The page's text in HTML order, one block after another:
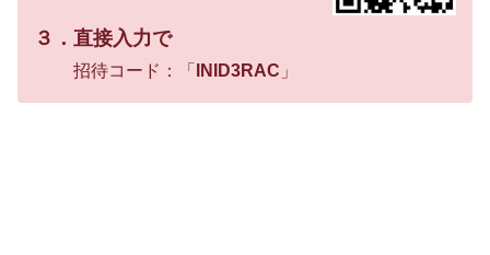
３．直接入力で
招待コード：「 INID3RAC 」